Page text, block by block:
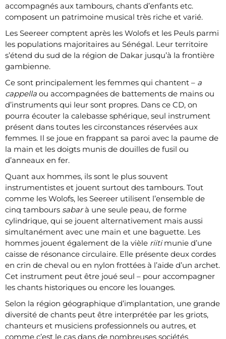
accompagnés aux tambours, chants d’enfants etc.
composent un patrimoine musical très riche et varié.
Les Seereer comptent après les Wolofs et les Peuls parmi
les populations majoritaires au Sénégal. Leur territoire
s’étend du sud de la région de Dakar jusqu’à la frontière
gambienne.
Ce sont principalement les femmes qui chantent – a
cappella ou accompagnées de battements de mains ou
d’instruments qui leur sont propres. Dans ce CD, on
pourra écouter la calebasse sphérique, seul instrument
présent dans toutes les circonstances réservées aux
femmes. Il se joue en frappant sa paroi avec la paume de
la main et les doigts munis de douilles de fusil ou
d’anneaux en fer.
Quant aux hommes, ils sont le plus souvent
instrumentistes et jouent surtout des tambours. Tout
comme les Wolofs, les Seereer utilisent l’ensemble de
cinq tambours sabarà une seule peau, de forme
cylindrique, qui se jouent alternativement mais aussi
simultanément avec une main et une baguette. Les
hommes jouent également de la vièle riitimunie d’une
caisse de résonance circulaire. Elle présente deux cordes
en crin de cheval ou en nylon frottées à l’aide d’un archet.
Cet instrument peut être joué seul – pour accompagner
les chants historiques ou encore les louanges.
Selon la région géographique d’implantation, une grande
diversité de chants peut être interprétée par les griots,
chanteurs et musiciens professionnels ou autres, et
comme c’est le cas dans de nombreuses sociétés